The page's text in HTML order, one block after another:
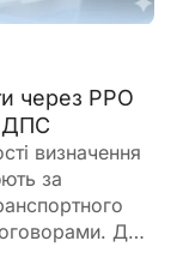
через РРО
ДПС
визначення
за
Для